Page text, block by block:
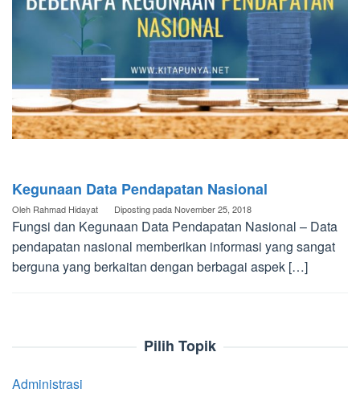
Kegunaan Data Pendapatan Nasional
Oleh Rahmad Hidayat Diposting padaNovember 25, 2018
Fungsi dan Kegunaan Data Pendapatan Nasional – Data
pendapatan nasional memberikan informasi yang sangat
berguna yang berkaitan dengan berbagai aspek […]
Pilih Topik
Administrasi